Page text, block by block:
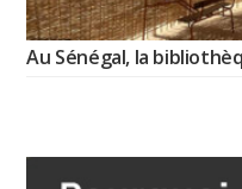
Au Sénégal, la